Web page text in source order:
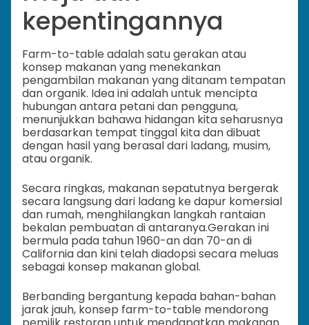
kepentingannya
Farm-to-table adalah satu gerakan atau
konsep makanan yang menekankan
pengambilan makanan yang ditanam tempatan
dan organik. Idea ini adalah untuk mencipta
hubungan antara petani dan pengguna,
menunjukkan bahawa hidangan kita seharusnya
berdasarkan tempat tinggal kita dan dibuat
dengan hasil yang berasal dari ladang, musim,
atau organik.
Secara ringkas, makanan sepatutnya bergerak
secara langsung dari ladang ke dapur komersial
dan rumah, menghilangkan langkah rantaian
bekalan pembuatan di antaranya.Gerakan ini
bermula pada tahun 1960-an dan 70-an di
California dan kini telah diadopsi secara meluas
sebagai konsep makanan global.
Berbanding bergantung kepada bahan-bahan
jarak jauh, konsep farm-to-table mendorong